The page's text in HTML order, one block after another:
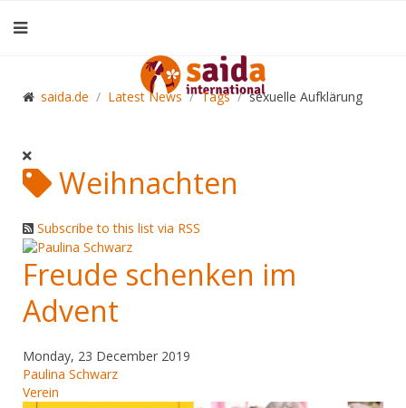
saida.de Latest News Tags sexuelle Aufklärung
Weihnachten
Subscribe to this list via RSS
Freude schenken im
Advent
Monday, 23 December 2019
Paulina Schwarz
Verein